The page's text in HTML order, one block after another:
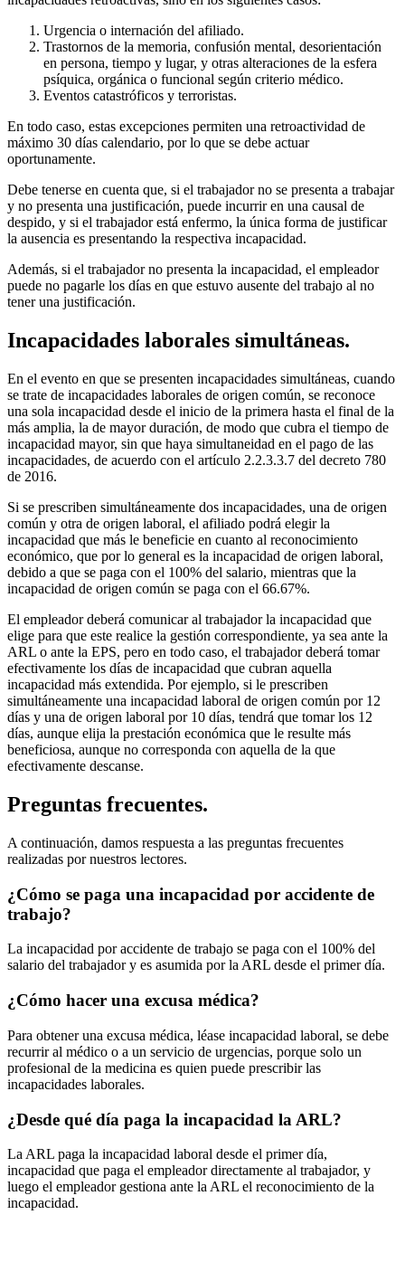
Urgencia o internación del afiliado.
Trastornos de la memoria, confusión mental, desorientación
en persona, tiempo y lugar, y otras alteraciones de la esfera
psíquica, orgánica o funcional según criterio médico.
Eventos catastróficos y terroristas.
En todo caso, estas excepciones permiten una retroactividad de
máximo 30 días calendario, por lo que se debe actuar
oportunamente.
Debe tenerse en cuenta que, si el trabajador no se presenta a trabajar
y no presenta una justificación, puede incurrir en una causal de
despido, y si el trabajador está enfermo, la única forma de justificar
la ausencia es presentando la respectiva incapacidad.
Además, si el trabajador no presenta la incapacidad, el empleador
puede no pagarle los días en que estuvo ausente del trabajo al no
tener una justificación.
Incapacidades laborales simultáneas.
En el evento en que se presenten incapacidades simultáneas, cuando
se trate de incapacidades laborales de origen común, se reconoce
una sola incapacidad desde el inicio de la primera hasta el final de la
más amplia, la de mayor duración, de modo que cubra el tiempo de
incapacidad mayor, sin que haya simultaneidad en el pago de las
incapacidades, de acuerdo con el artículo 2.2.3.3.7 del decreto 780
de 2016.
Si se prescriben simultáneamente dos incapacidades, una de origen
común y otra de origen laboral, el afiliado podrá elegir la
incapacidad que más le beneficie en cuanto al reconocimiento
económico, que por lo general es la incapacidad de origen laboral,
debido a que se paga con el 100% del salario, mientras que la
incapacidad de origen común se paga con el 66.67%.
El empleador deberá comunicar al trabajador la incapacidad que
elige para que este realice la gestión correspondiente, ya sea ante la
ARL o ante la EPS, pero en todo caso, el trabajador deberá tomar
efectivamente los días de incapacidad que cubran aquella
incapacidad más extendida. Por ejemplo, si le prescriben
simultáneamente una incapacidad laboral de origen común por 12
días y una de origen laboral por 10 días, tendrá que tomar los 12
días, aunque elija la prestación económica que le resulte más
beneficiosa, aunque no corresponda con aquella de la que
efectivamente descanse.
Preguntas frecuentes.
A continuación, damos respuesta a las preguntas frecuentes
realizadas por nuestros lectores.
¿Cómo se paga una incapacidad por accidente de
trabajo?
La incapacidad por accidente de trabajo se paga con el 100% del
salario del trabajador y es asumida por la ARL desde el primer día.
¿Cómo hacer una excusa médica?
Para obtener una excusa médica, léase incapacidad laboral, se debe
recurrir al médico o a un servicio de urgencias, porque solo un
profesional de la medicina es quien puede prescribir las
incapacidades laborales.
¿Desde qué día paga la incapacidad la ARL?
La ARL paga la incapacidad laboral desde el primer día,
incapacidad que paga el empleador directamente al trabajador, y
luego el empleador gestiona ante la ARL el reconocimiento de la
incapacidad.